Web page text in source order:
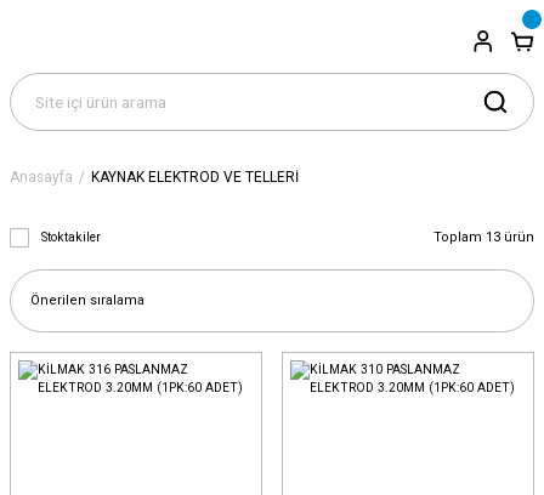
Anasayfa KAYNAK ELEKTROD VE TELLERİ
Stoktakiler Toplam 13 ürün